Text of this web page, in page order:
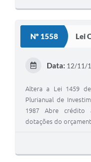
Nº 1558 Lei
Data: 12/11/
Altera a Lei 1459
Plurianual de
1987 Abre crédito
dotações do